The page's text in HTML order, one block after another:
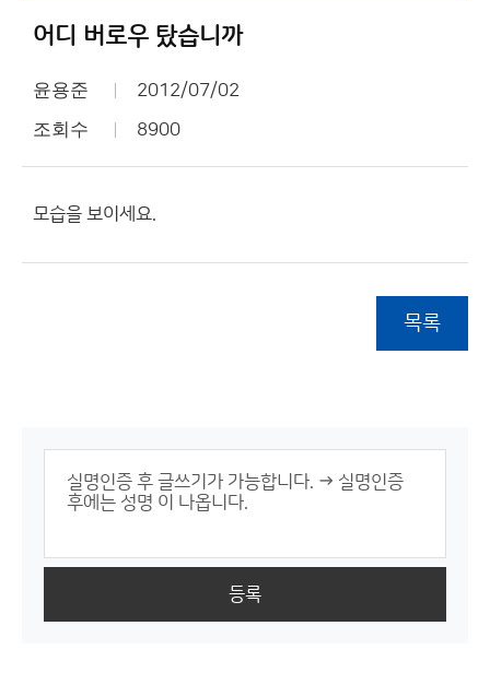
어디 버로우 탔습니까
윤용준 2012/07/02
조회수 8900
모습을 보이세요.
목록
등록